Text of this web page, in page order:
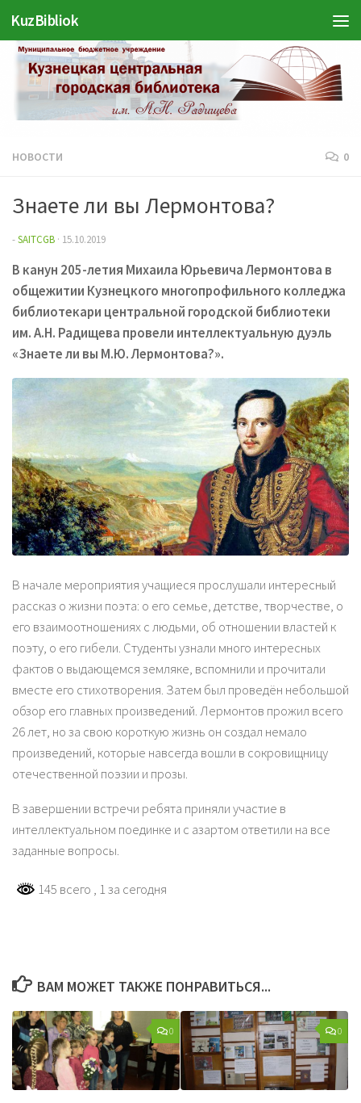
Перейти к содержимому
KuzBibliok
НОВОСТИ 0
Знаете ли вы Лермонтова?
-SAITCGB · 15.10.2019
В канун 205-летия Михаила Юрьевича Лермонтова в
общежитии Кузнецкого многопрофильного колледжа
библиотекари центральной городской библиотеки
им. А.Н. Радищева провели интеллектуальную дуэль
«Знаете ли вы М.Ю. Лермонтова?».
В начале мероприятия учащиеся прослушали интересный
рассказ о жизни поэта: о его семье, детстве, творчестве, о
его взаимоотношениях с людьми, об отношении властей к
поэту, о его гибели. Студенты узнали много интересных
фактов о выдающемся земляке, вспомнили и прочитали
вместе его стихотворения. Затем был проведён небольшой
обзор его главных произведений. Лермонтов прожил всего
26 лет, но за свою короткую жизнь он создал немало
произведений, которые навсегда вошли в сокровищницу
отечественной поэзии и прозы.
В завершении встречи ребята приняли участие в
интеллектуальном поединке и с азартом ответили на все
заданные вопросы.
145 всего , 1 за сегодня
ВАМ МОЖЕТ ТАКЖЕ ПОНРАВИТЬСЯ...
0 0